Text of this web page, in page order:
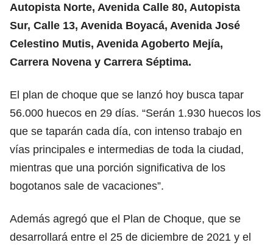
Autopista Norte, Avenida Calle 80, Autopista
Sur, Calle 13, Avenida Boyacá, Avenida José
Celestino Mutis, Avenida Agoberto Mejía,
Carrera Novena y Carrera Séptima.
El plan de choque que se lanzó hoy busca tapar
56.000 huecos en 29 días. “Serán 1.930 huecos los
que se taparán cada día, con intenso trabajo en
vías principales e intermedias de toda la ciudad,
mientras que una porción significativa de los
bogotanos sale de vacaciones”.
Además agregó que el Plan de Choque, que se
desarrollará entre el 25 de diciembre de 2021 y el